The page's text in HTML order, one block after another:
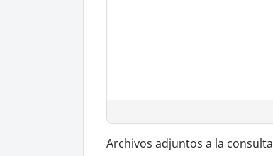
Archivos adjuntos a la consulta